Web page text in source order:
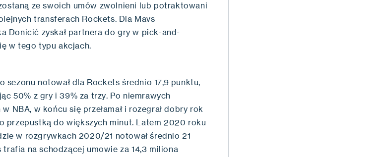
ze swoich umów zwolnieni lub potraktowani
transferach Rockets. Dla Mavs
Donicić zyskał partnera do gry w pick-and-
w tego typu akcjach.
sezonu notował dla Rockets średnio 17,9 punktu,
50% z gry i 39% za trzy. Po niemrawych
NBA, w końcu się przełamał i rozegrał dobry rok
przepustką do większych minut. Latem 2020 roku
w rozgrywkach 2020/21 notował średnio 21
na schodzącej umowie za 14,3 miliona